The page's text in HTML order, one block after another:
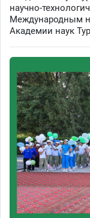
научно-
Международным
Академии наук